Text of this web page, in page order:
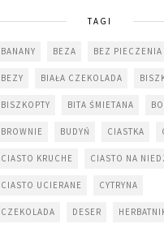
TAGI
BANANY BEZA BEZ PIECZENIA
BEZY BIAŁA CZEKOLADA
BISZKOPTY BITA ŚMIETANA
BROWNIE BUDYŃ CIASTKA
CIASTO KRUCHE CIASTO NA
CIASTO UCIERANE CYTRYNA
CZEKOLADA DESER